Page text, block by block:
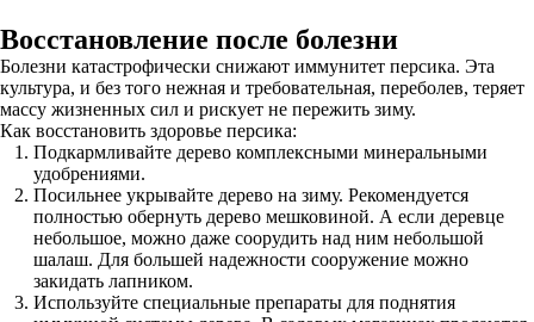
Восстановление после болезни
Болезни катастрофически снижают иммунитет персика. Эта
культура, и без того нежная и требовательная, переболев, теряет
массу жизненных сил и рискует не пережить зиму.
Как восстановить здоровье персика:
Подкармливайте дерево комплексными минеральными
удобрениями.
Посильнее укрывайте дерево на зиму. Рекомендуется
полностью обернуть дерево мешковиной. А если деревце
небольшое, можно даже соорудить над ним небольшой
шалаш. Для большей надежности сооружение можно
закидать лапником.
Используйте специальные препараты для поднятия